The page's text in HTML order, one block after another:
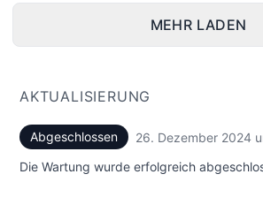
MEHR LADEN
AKTUALISIERUNG
Abgeschlossen 26. Dezember 2024
Die Wartung wurde erfolgreich